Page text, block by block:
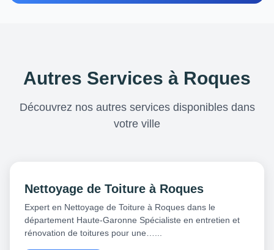
Autres Services à Roques
Découvrez nos autres services disponibles dans
votre ville
Nettoyage de Toiture à Roques
Expert en Nettoyage de Toiture à Roques dans le
département Haute-Garonne Spécialiste en entretien et
rénovation de toitures pour une…...